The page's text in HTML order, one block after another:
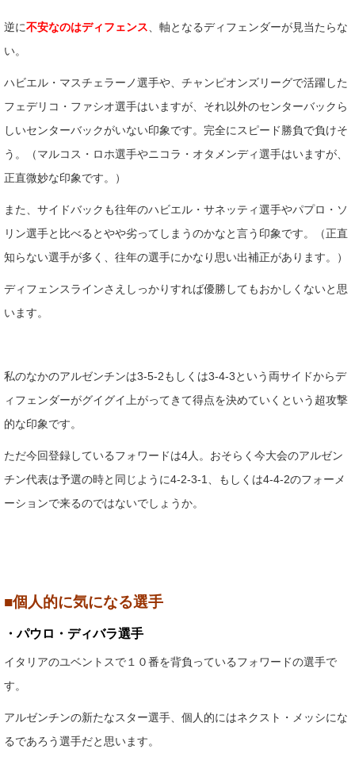
逆に不安なのはディフェンス、軸となるディフェンダーが見当たらな
い。
ハビエル・マスチェラーノ選手や、チャンピオンズリーグで活躍した
フェデリコ・ファシオ選手はいますが、それ以外のセンターバックら
しいセンターバックがいない印象です。完全にスピード勝負で負けそ
う。（マルコス・ロホ選手やニコラ・オタメンディ選手はいますが、
正直微妙な印象です。）
また、サイドバックも往年のハビエル・サネッティ選手やパプロ・ソ
リン選手と比べるとやや劣ってしまうのかなと言う印象です。（正直
知らない選手が多く、往年の選手にかなり思い出補正があります。）
ディフェンスラインさえしっかりすれば優勝してもおかしくないと思
います。
私のなかのアルゼンチンは3-5-2もしくは3-4-3という両サイドからデ
ィフェンダーがグイグイ上がってきて得点を決めていくという超攻撃
的な印象です。
ただ今回登録しているフォワードは4人。おそらく今大会のアルゼン
チン代表は予選の時と同じように4-2-3-1、もしくは4-4-2のフォーメ
ーションで来るのではないでしょうか。
■個人的に気になる選手
・パウロ・ディバラ選手
イタリアのユベントスで１０番を背負っているフォワードの選手で
す。
アルゼンチンの新たなスター選手、個人的にはネクスト・メッシにな
るであろう選手だと思います。